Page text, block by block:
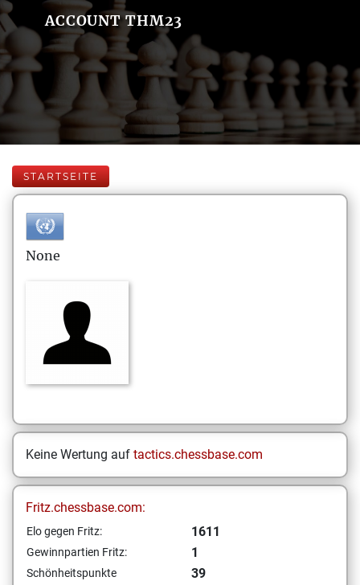
ACCOUNT THM23
STARTSEITE
None
Keine Wertung auf tactics.chessbase.com
Fritz.chessbase.com:
Elo gegen Fritz: 1611
Gewinnpartien Fritz: 1
Schönheitspunkte
39